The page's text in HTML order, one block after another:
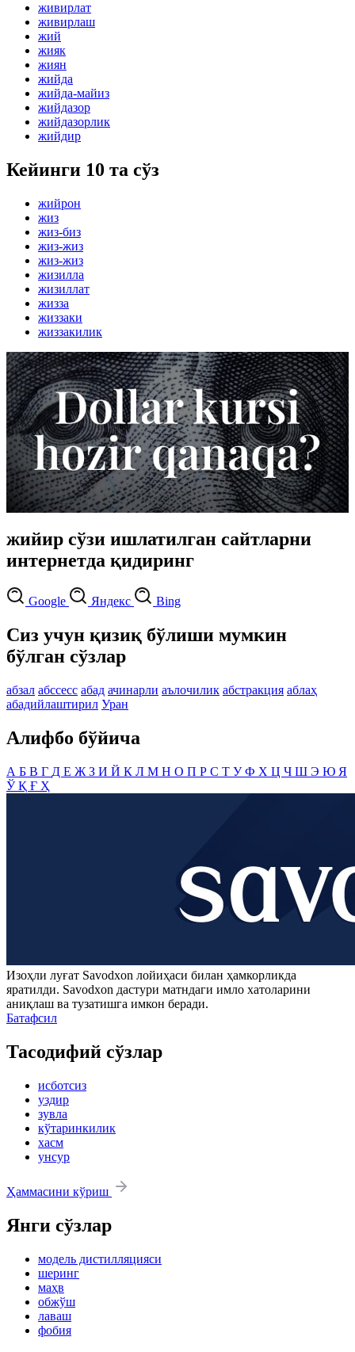
живирлат
живирлаш
жий
жияк
жиян
жийда
жийда-майиз
жийдазор
жийдазорлик
жийдир
Кейинги 10 та сўз
жийрон
жиз
жиз-биз
жиз-жиз
жиз-жиз
жизилла
жизиллат
жизза
жиззаки
жиззакилик
жийир сўзи ишлатилган сайтларни
интернетда қидиринг
Google Яндекс Bing
Сиз учун қизиқ бўлиши мумкин
бўлган сўзлар
абзал абссесс абад ачинарли аълочилик абстракция аблаҳ
абадийлаштирил Уран
Алифбо бўйича
А Б В Г Д Е Ж З И Й К Л М Н О П Р С Т УФ Х Ц Ч Ш Э Ю Я
ЎҚ Ғ Ҳ
Изоҳли луғат Savodxon лойиҳаси билан ҳамкорликда
яратилди. Savodxon дастури матндаги имло хатоларини
аниқлаш ва тузатишга имкон беради.
Батафсил
Тасодифий сўзлар
исботсиз
уздир
зувла
кўтаринкилик
хасм
унсур
Ҳаммасини кўриш
Янги сўзлар
модель дистилляцияси
шеринг
маҳв
обжўш
лаваш
фобия